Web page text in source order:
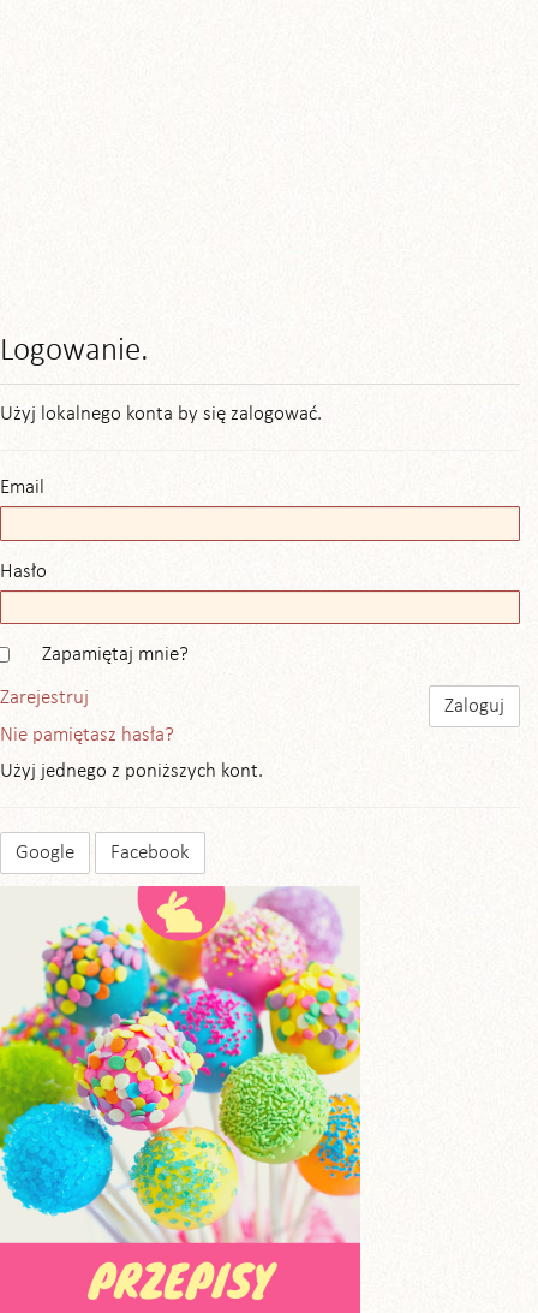
Logowanie.
Użyj lokalnego konta by się zalogować.
Email
Hasło
Zapamiętaj mnie?
Zarejestruj
Nie pamiętasz hasła?
Użyj jednego z poniższych kont.
Google Facebook